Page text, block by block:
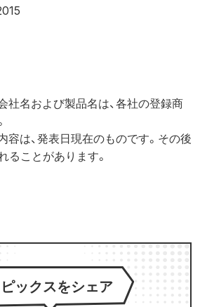
社名および製品名は、各社の登録商
容は、発表日現在のものです。その後
ることがあります。
ピックスをシェア